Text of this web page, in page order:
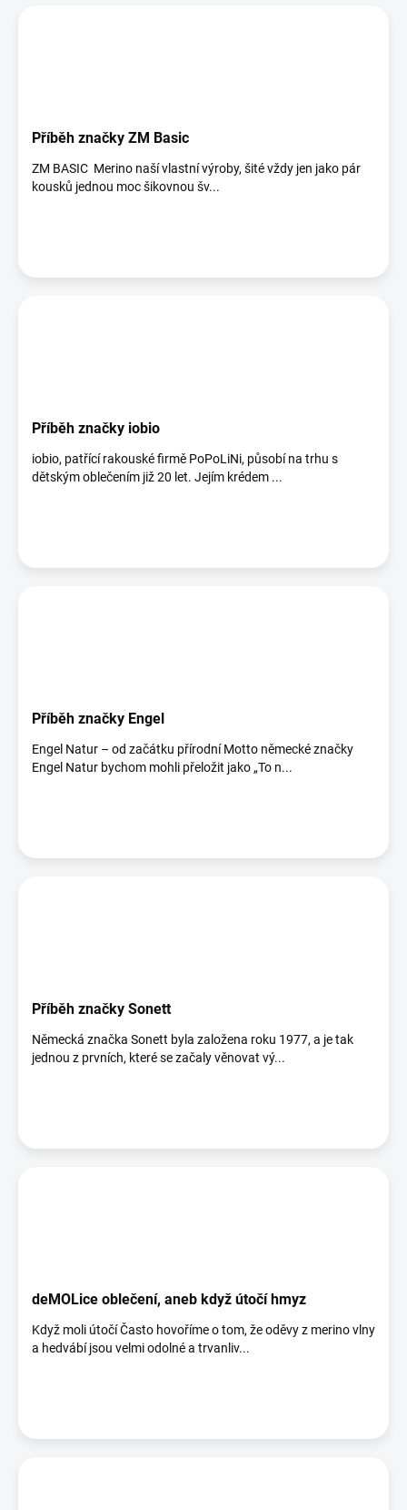
Příběh značky ZM Basic
ZM BASIC Merino naší vlastní výroby, šité vždy jen jako pár
kousků jednou moc šikovnou šv...
Příběh značky iobio
iobio, patřící rakouské firmě PoPoLiNi, působí na trhu s
dětským oblečením již 20 let. Jejím krédem ...
Příběh značky Engel
Engel Natur – od začátku přírodní Motto německé značky
Engel Natur bychom mohli přeložit jako „To n...
Příběh značky Sonett
Německá značka Sonett byla založena roku 1977, a je tak
jednou z prvních, které se začaly věnovat vý...
deMOLice oblečení, aneb když útočí hmyz
Když moli útočí Často hovoříme o tom, že oděvy z merino vlny
a hedvábí jsou velmi odolné a trvanliv...